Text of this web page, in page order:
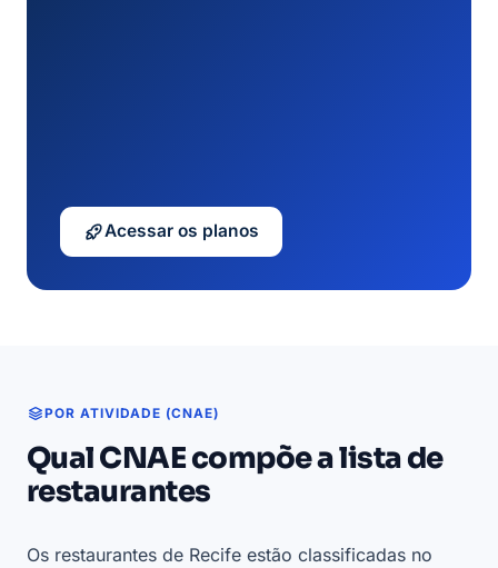
Acessar os planos
POR ATIVIDADE (CNAE)
Qual CNAE compõe a lista de
restaurantes
Os restaurantes de Recife estão classificadas no